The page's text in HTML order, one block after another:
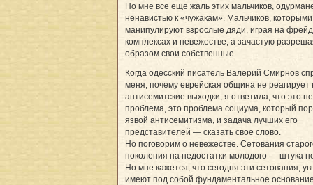
Но мне все еще жаль этих мальчиков,
ненавистью к «чужакам». Мальчиков, которыми
манипулируют взрослые дяди, играя на
комплексах и невежестве, а зачастую
образом свои собственные.
Когда одесский писатель Валерий Смирнов
меня, почему еврейская община не реагирует
антисемитские выходки, я ответила, что это
проблема, это проблема социума, который
язвой антисемитизма, и задача лучших его
представителей — сказать свое слово.
Но поговорим о невежестве. Сетования
поколения на недостатки молодого — штука
Но мне кажется, что сегодня эти сетования,
имеют под собой фундаментальное